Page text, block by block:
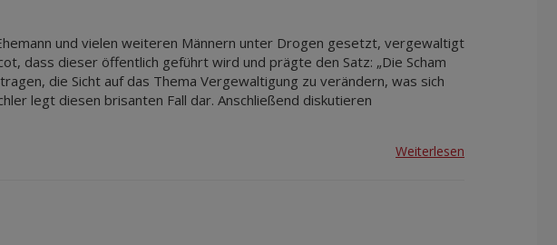
und vielen weiteren Männern unter Drogen gesetzt, vergewaltigt
dass dieser öffentlich geführt wird und prägte den Satz: „Die Scham
die Sicht auf das Thema Vergewaltigung zu verändern, was sich
legt diesen brisanten Fall dar. Anschließend diskutieren
Weiterlesen